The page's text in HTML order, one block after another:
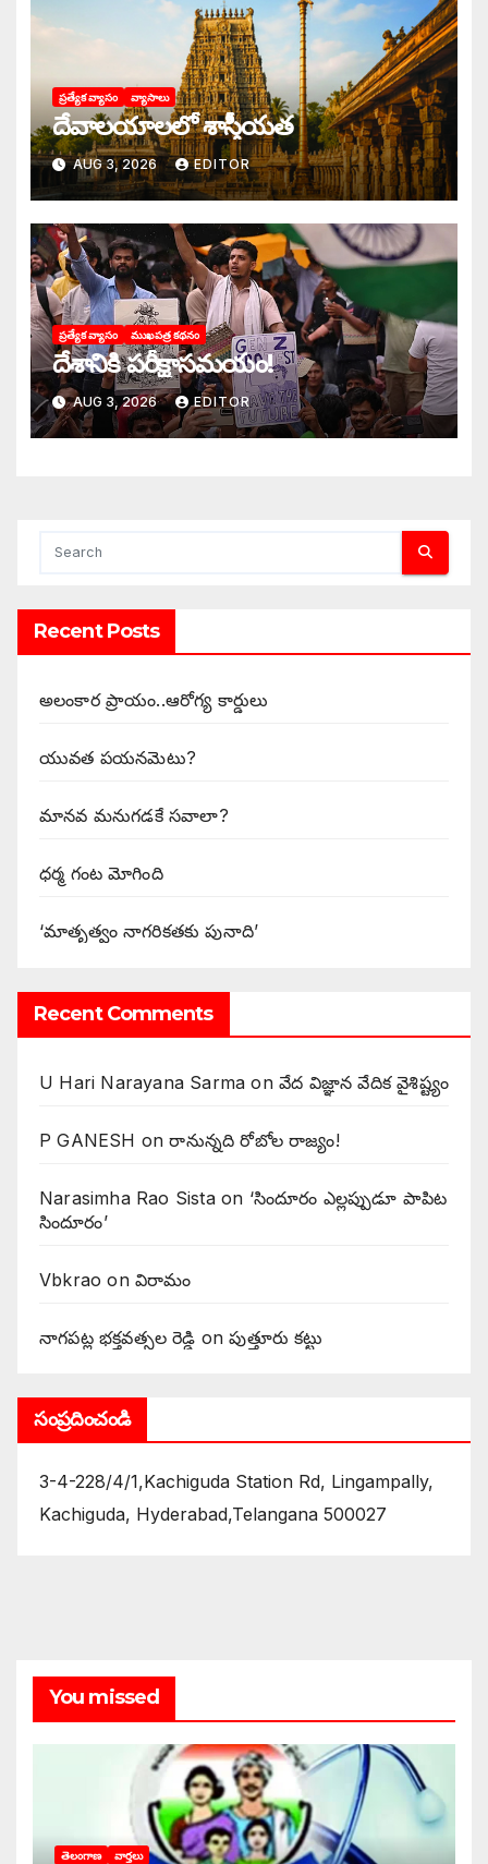
ప్రత్యేక వ్యాసం వ్యాసాలు
దేవాలయాలలో శాస్త్రీయత
AUG 3, 2026 EDITOR
ప్రత్యేక వ్యాసం ముఖపత్ర కథనం
దేశానికి పరీక్షాసమయం!
AUG 3, 2026 EDITOR
Recent Posts
అలంకార ప్రాయం..ఆరోగ్య కార్డులు
యువత పయనమెటు?
మానవ మనుగడకే సవాలా?
ధర్మ గంట మోగింది
‘మాతృత్వం నాగరికతకు పునాది’
Recent Comments
U Hari Narayana Sarma onవేద విజ్ఞాన వేదిక వైశిష్ట్యం
P GANESH on‌రానున్నది రోబోల రాజ్యం!
Narasimha Rao Sistaon ‘సిందూరం ఎల్లప్పుడూ పాపిట
సిందూరం’
Vbkrao onవిరామం
నాగపట్ల భక్తవత్సల రెడ్డి onపుత్తూరు కట్టు
సంప్రదించండి
3-4-228/4/1,Kachiguda Station Rd, Lingampally,
Kachiguda, Hyderabad,Telangana 500027
You missed
తెలంగాణ వార్తలు